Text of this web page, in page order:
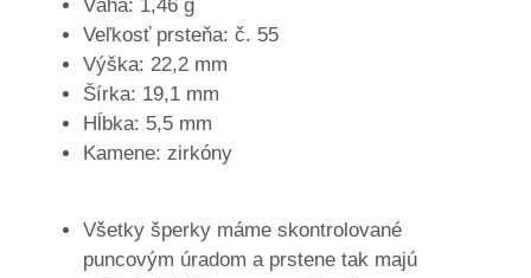
Váha: 1,46 g
Veľkosť prsteňa: č. 55
Výška: 22,2 mm
Šírka: 19,1 mm
Hĺbka: 5,5 mm
Kamene: zirkóny
Všetky šperky máme skontrolované
puncovým úradom a prstene tak majú